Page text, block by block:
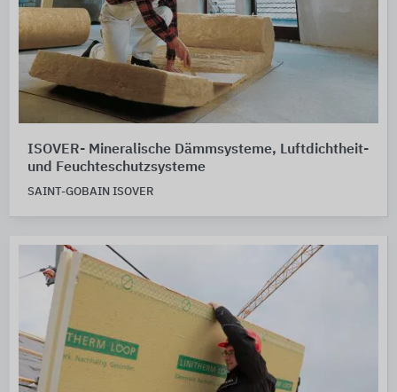
ISOVER- Mineralische Dämmsysteme, Luftdichtheit-
und Feuchteschutzsysteme
SAINT-GOBAIN ISOVER